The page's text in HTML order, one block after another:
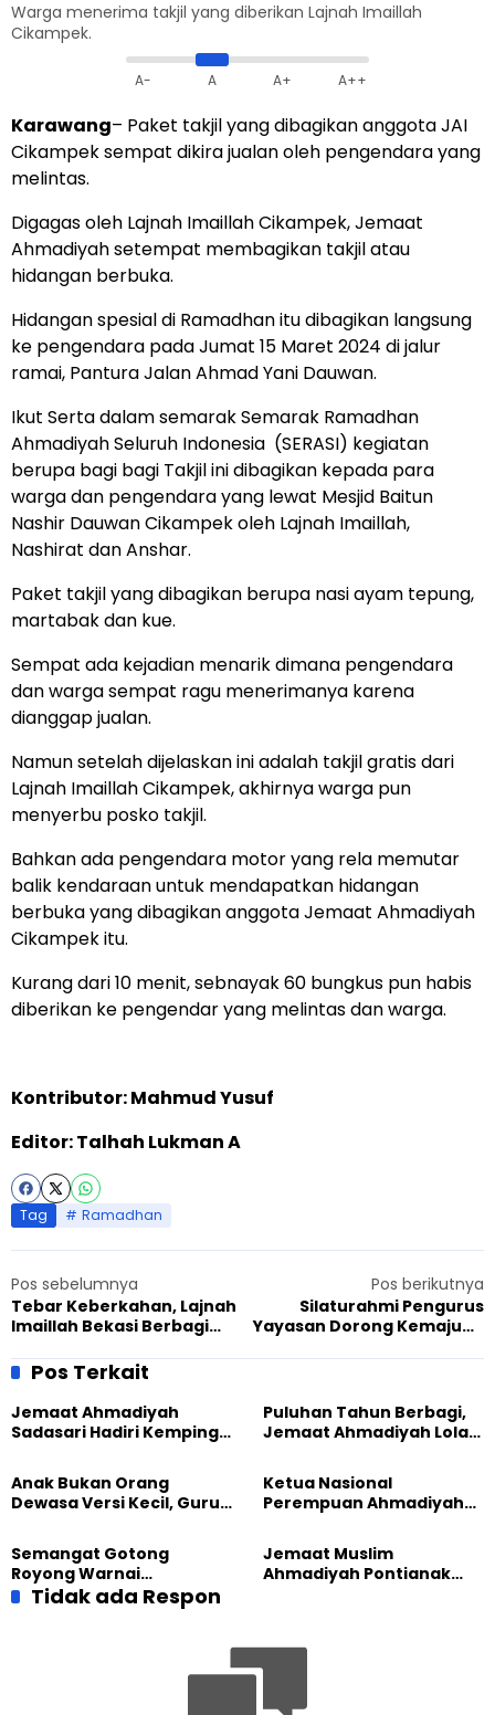
Warga menerima takjil yang diberikan Lajnah Imaillah
Cikampek.
A- A A+ A++
Karawang– Paket takjil yang dibagikan anggota JAI
Cikampek sempat dikira jualan oleh pengendara yang
melintas.
Digagas oleh Lajnah Imaillah Cikampek, Jemaat
Ahmadiyah setempat membagikan takjil atau
hidangan berbuka.
Hidangan spesial di Ramadhan itu dibagikan langsung
ke pengendara pada Jumat 15 Maret 2024 di jalur
ramai, Pantura Jalan Ahmad Yani Dauwan.
Ikut Serta dalam semarak Semarak Ramadhan
Ahmadiyah Seluruh Indonesia (SERASI) kegiatan
berupa bagi bagi Takjil ini dibagikan kepada para
warga dan pengendara yang lewat Mesjid Baitun
Nashir Dauwan Cikampek oleh Lajnah Imaillah,
Nashirat dan Anshar.
Paket takjil yang dibagikan berupa nasi ayam tepung,
martabak dan kue.
Sempat ada kejadian menarik dimana pengendara
dan warga sempat ragu menerimanya karena
dianggap jualan.
Namun setelah dijelaskan ini adalah takjil gratis dari
Lajnah Imaillah Cikampek, akhirnya warga pun
menyerbu posko takjil.
Bahkan ada pengendara motor yang rela memutar
balik kendaraan untuk mendapatkan hidangan
berbuka yang dibagikan anggota Jemaat Ahmadiyah
Cikampek itu.
Kurang dari 10 menit, sebnayak 60 bungkus pun habis
diberikan ke pengendar yang melintas dan warga.
Kontributor: Mahmud Yusuf
Editor: Talhah Lukman A
Tag Ramadhan
Pos sebelumnya
Tebar Keberkahan, Lajnah
Imaillah Bekasi Berbagi
Ramadhan
Pos berikutnya
Silaturahmi Pengurus
Yayasan Dorong Kemajuan
Tasikmalaya
Pos Terkait
Jemaat Ahmadiyah
Sadasari Hadiri Kemping
Majalengka
Puluhan Tahun Berbagi,
Jemaat Ahmadiyah Lolak
Sembako kepada Warga
Anak Bukan Orang
Dewasa Versi Kecil, Guru
Pendidikan BERLIAN
Ketua Nasional
Perempuan Ahmadiyah
Besar Universitas
Terbuka
Semangat Gotong
Royong Warnai
Pembangunan Kembali
Jemaat Muslim
Ahmadiyah Pontianak
Tidak ada Respon